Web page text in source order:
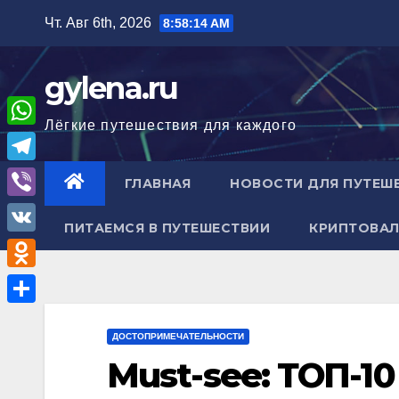
содержимому
Чт. Авг 6th, 2026 8:58:15 AM
gylena.ru
Лёгкие путешествия для каждого
ГЛАВНАЯ НОВОСТИ ДЛЯ
ПИТАЕМСЯ В ПУТЕШЕСТВИИ
ДОСТОПРИМЕЧАТЕЛЬНОСТИ
Must-see: ТОП-
W
h
a
A
T
e
l
e
g
V
i
b
e
V
K
O